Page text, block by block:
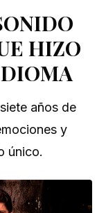
HIZO
años de
y
único.